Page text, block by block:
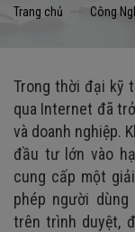
Trang chủ Công
Trong thời đại kỹ
qua Internet đã
và doanh nghiệp.
đầu tư lớn vào
cung cấp một
phép người
trên trình duyệt,